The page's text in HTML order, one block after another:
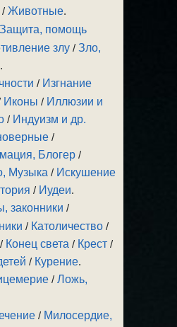
/Животные.
Защита, помощь
злу /Зло,
.
/ Изгнание
Иконы / Иллюзии и
/ Индуизм и др.
/
Блогер /
Музыка / Искушение
/ Иудеи.
законники /
/ Католичество /
/ Конец света / Крест /
/ Курение.
/Ложь,
/ Милосердие,